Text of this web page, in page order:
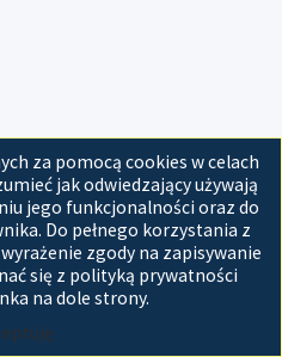
za pomocą cookies w celach
jak odwiedzający używają
jego funkcjonalności oraz do
Do pełnego korzystania z
zgody na zapisywanie
się z polityką prywatności
na dole strony.